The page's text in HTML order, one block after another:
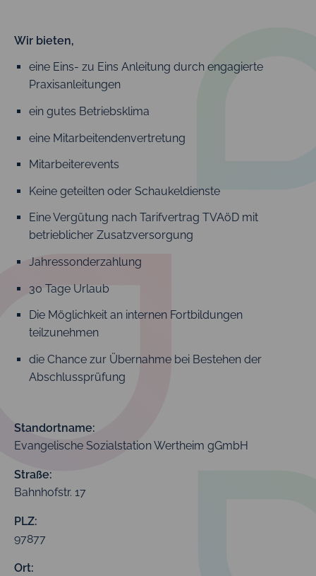
Wir bieten,
eine Eins- zu Eins Anleitung durch engagierte
Praxisanleitungen
ein gutes Betriebsklima
eine Mitarbeitendenvertretung
Mitarbeiterevents
Keine geteilten oder Schaukeldienste
Eine Vergütung nach Tarifvertrag TVAöD mit
betrieblicher Zusatzversorgung
Jahressonderzahlung
30 Tage Urlaub
Die Möglichkeit an internen Fortbildungen
teilzunehmen
die Chance zur Übernahme bei Bestehen der
Abschlussprüfung
Standortname:
Evangelische Sozialstation Wertheim gGmbH
Straße:
Bahnhofstr. 17
PLZ:
97877
Ort: